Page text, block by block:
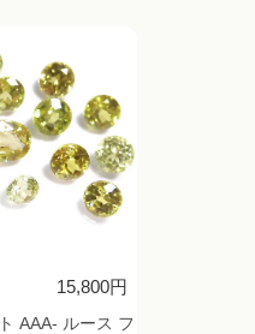
15,800円
AAA- ルース フ